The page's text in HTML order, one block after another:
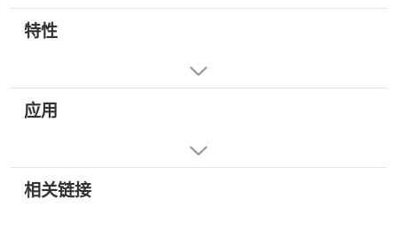
特性
应用
相关链接